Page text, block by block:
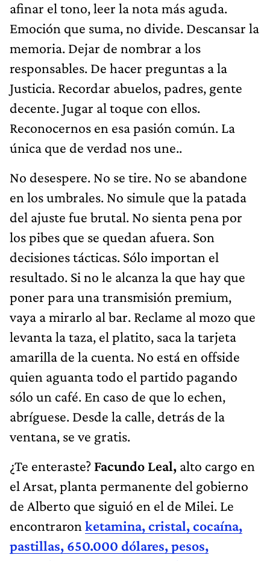
afinar el tono, leer la nota más aguda.
Emoción que suma, no divide. Descansar la
memoria. Dejar de nombrar a los
responsables. De hacer preguntas a la
Justicia. Recordar abuelos, padres, gente
decente. Jugar al toque con ellos.
Reconocernos en esa pasión común. La
única que de verdad nos une..
No desespere. No se tire. No se abandone
en los umbrales. No simule que la patada
del ajuste fue brutal. No sienta pena por
los pibes que se quedan afuera. Son
decisiones tácticas. Sólo importan el
resultado. Si no le alcanza la que hay que
poner para una transmisión premium,
vaya a mirarlo al bar. Reclame al mozo que
levanta la taza, el platito, saca la tarjeta
amarilla de la cuenta. No está en offside
quien aguanta todo el partido pagando
sólo un café. En caso de que lo echen,
abríguese. Desde la calle, detrás de la
ventana, se ve gratis.
¿Te enteraste? Facundo Leal, alto cargo en
el Arsat, planta permanente del gobierno
de Alberto que siguió en el de Milei. Le
encontraron ketamina, cristal, cocaína,
pastillas, 650.000 dólares, pesos,